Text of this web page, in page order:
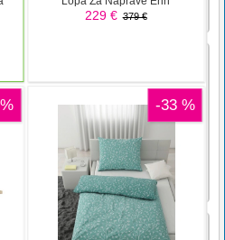
piramida
Piramida je oblika žepnega
ki se igra na modificirani mizi za
z ožjimi žepi. Različica z barvnimi
po vzoru kroglic v bazenu je znana
bazen. V zahodnih državah je igra
piramidni biljard ali preprosto